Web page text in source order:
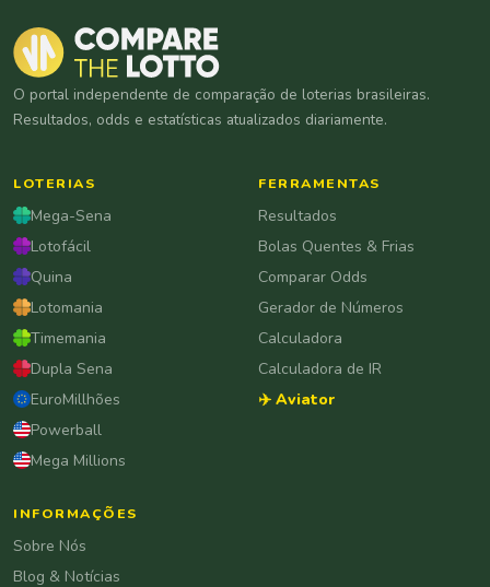
O portal independente de comparação de loterias brasileiras.
Resultados, odds e estatísticas atualizados diariamente.
LOTERIAS
Mega-Sena
Lotofácil
Quina
Lotomania
Timemania
Dupla Sena
EuroMillhões
Powerball
Mega Millions
FERRAMENTAS
Resultados
Bolas Quentes & Frias
Comparar Odds
Gerador de Números
Calculadora
Calculadora de IR
✈️ Aviator
INFORMAÇÕES
Sobre Nós
Blog & Notícias